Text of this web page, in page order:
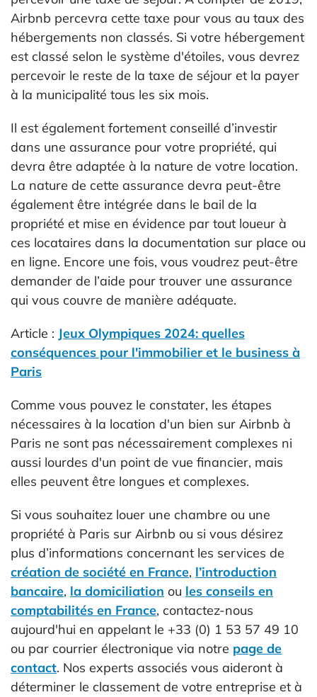
Airbnb percevra cette taxe pour vous au taux des
hébergements non classés. Si votre hébergement
est classé selon le système d'étoiles, vous devrez
percevoir le reste de la taxe de séjour et la payer
à la municipalité tous les six mois.
Il est également fortement conseillé d’investir
dans une assurance pour votre propriété, qui
devra être adaptée à la nature de votre location.
La nature de cette assurance devra peut-être
également être intégrée dans le bail de la
propriété et mise en évidence par tout loueur à
ces locataires dans la documentation sur place ou
en ligne. Encore une fois, vous voudrez peut-être
demander de l’aide pour trouver une assurance
qui vous couvre de manière adéquate.
Article : Jeux Olympiques 2024: quelles
conséquences pour l'immobilier et le business à
Paris
Comme vous pouvez le constater, les étapes
nécessaires à la location d'un bien sur Airbnb à
Paris ne sont pas nécessairement complexes ni
aussi lourdes d'un point de vue financier, mais
elles peuvent être longues et complexes.
Si vous souhaitez louer une chambre ou une
propriété à Paris sur Airbnb ou si vous désirez
plus d’informations concernant les services de
création de société en France, l’introduction
bancaire, la domiciliation ou les conseils en
comptabilités en France, contactez-nous
aujourd'hui en appelant le +33 (0) 1 53 57 49 10
ou par courrier électronique via notre page de
contact. Nos experts associés vous aideront à
déterminer le classement de votre entreprise et à